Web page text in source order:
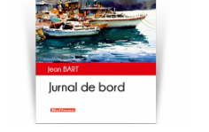
Memorii
Publicistica / Reportaje / Interviuri
Stiinte umaniste
Istorie
Sociologie si filozofie